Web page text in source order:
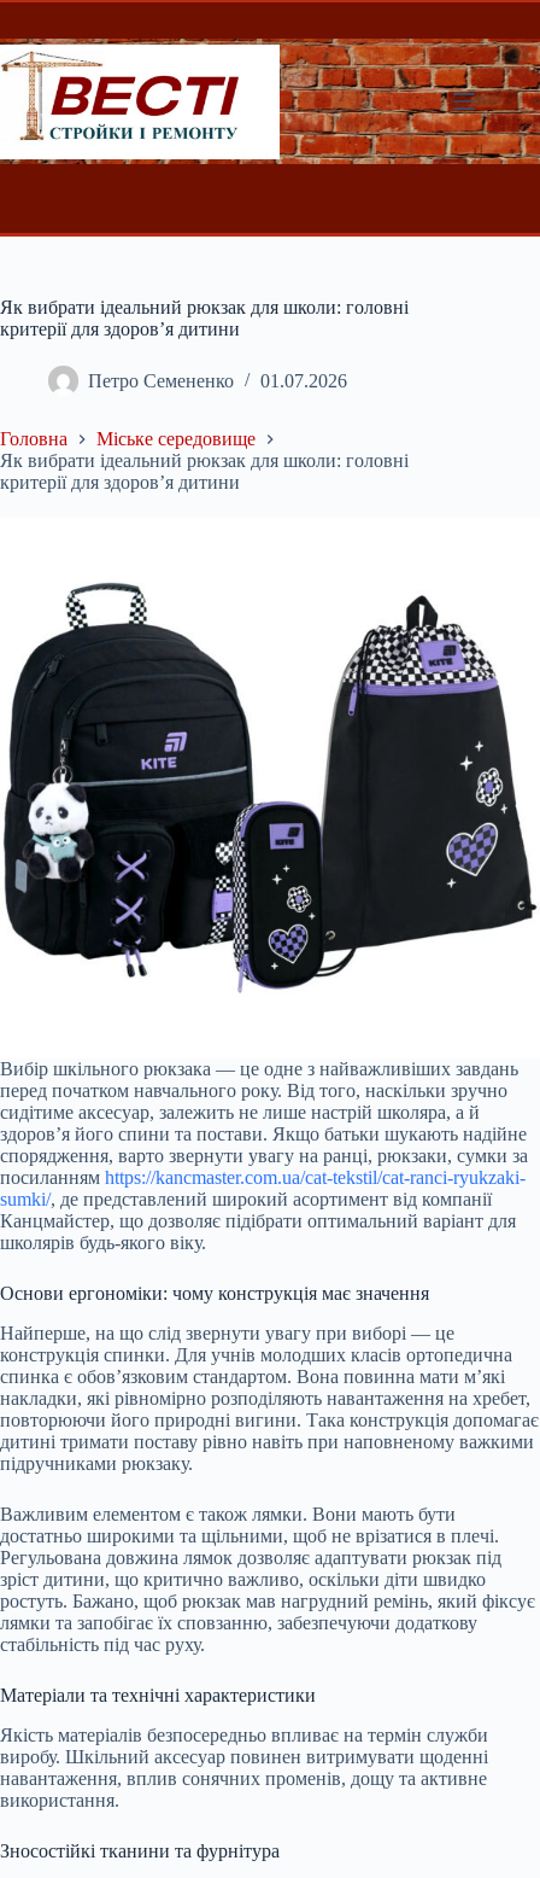
Перейти
вмісту
Як вибрати ідеальний рюкзак для школи: головні
критерії для здоров’я дитини
Петро Семененко 01.07.2026
Головна
Міське середовище
Як вибрати ідеальний рюкзак для школи: головні
критерії для здоров’я дитини
Вибір шкільного рюкзака — це одне з найважливіших завдань
перед початком навчального року. Від того, наскільки зручно
сидітиме аксесуар, залежить не лише настрій школяра, а й
здоров’я його спини та постави. Якщо батьки шукають надійне
спорядження, варто звернути увагу на ранці, рюкзаки, сумки за
посиланням https://kancmaster.com.ua/cat-tekstil/cat-ranci-ryukzaki-
sumki/, де представлений широкий асортимент від компанії
Канцмайстер, що дозволяє підібрати оптимальний варіант для
школярів будь-якого віку.
Основи ергономіки: чому конструкція має значення
Найперше, на що слід звернути увагу при виборі — це
конструкція спинки. Для учнів молодших класів ортопедична
спинка є обов’язковим стандартом. Вона повинна мати м’які
накладки, які рівномірно розподіляють навантаження на хребет,
повторюючи його природні вигини. Така конструкція допомагає
дитині тримати поставу рівно навіть при наповненому важкими
підручниками рюкзаку.
Важливим елементом є також лямки. Вони мають бути
достатньо широкими та щільними, щоб не врізатися в плечі.
Регульована довжина лямок дозволяє адаптувати рюкзак під
зріст дитини, що критично важливо, оскільки діти швидко
ростуть. Бажано, щоб рюкзак мав нагрудний ремінь, який фіксує
лямки та запобігає їх сповзанню, забезпечуючи додаткову
стабільність під час руху.
Матеріали та технічні характеристики
Якість матеріалів безпосередньо впливає на термін служби
виробу. Шкільний аксесуар повинен витримувати щоденні
навантаження, вплив сонячних променів, дощу та активне
використання.
Зносостійкі тканини та фурнітура